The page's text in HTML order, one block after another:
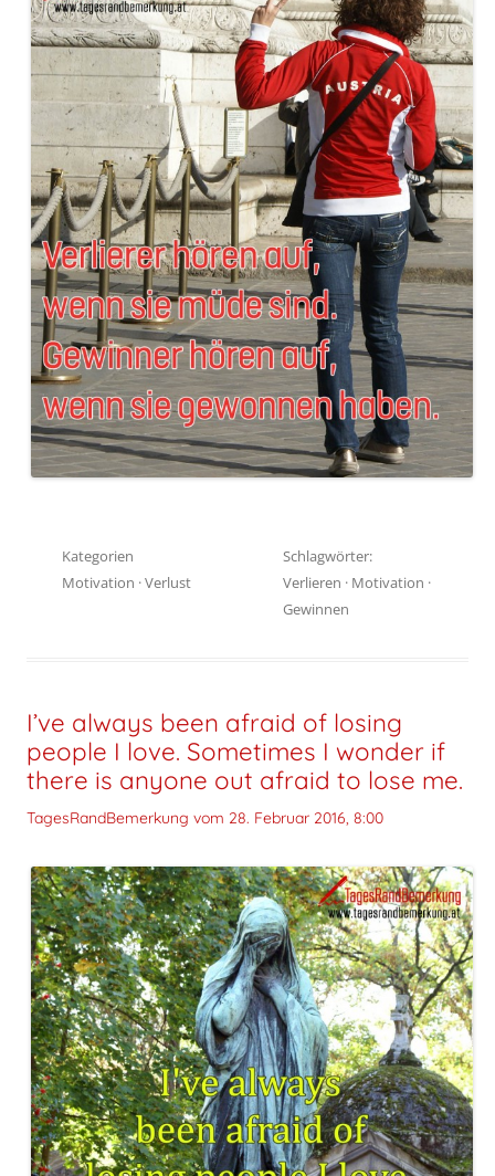
Kategorien
Motivation ·Verlust
Schlagwörter:
Verlieren · Motivation ·
Gewinnen
I’ve always been afraid of losing
people I love. Sometimes I wonder if
there is anyone out afraid to lose me.
TagesRandBemerkung vom 28. Februar 2016, 8:00